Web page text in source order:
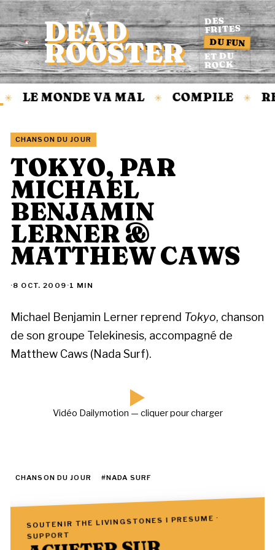
Accueil
DEAD
ROOSTER
DES
FRITES
DU FUN
ET DU
ROCK
✳ LE MONDE VA MAL ✳ COMPILE ✳
CHANSON DU JOUR
TOKYO, PAR
MICHAEL
BENJAMIN
LERNER &
MATTHEW CAWS
·8 OCT. 2009 ·1 MIN
Michael Benjamin Lerner reprend Tokyo, chanson
de son groupe Telekinesis, accompagné de
Matthew Caws (Nada Surf).
Vidéo Dailymotion — cliquer pour charger
CHANSON DU JOUR #NADA SURF
SOUTENIR THE LIVINGSTONES I PRESUME ·
SUPPORT